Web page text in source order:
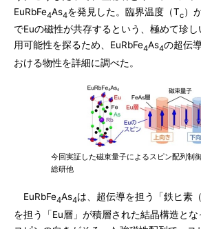
EuRbFe4As4を発見した。臨界温度（Tc）
でEuの磁性が共存するという、極めて珍
用可能性を探るため、EuRbFe4As4の超伝
おける物性を詳細に調べた。
今回実証した磁束量子によるスピン配列制
総研他
EuRbFe4As4は、超伝導を担う「鉄ヒ素
を担う「Eu層」が積層された結晶構造と